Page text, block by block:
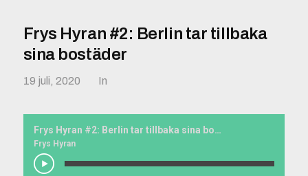
Frys Hyran #2: Berlin tar tillbaka
sina bostäder
19 juli, 2020 In
Frys Hyran #2: Berlin tar tillbaka sina bostäder
Frys Hyran